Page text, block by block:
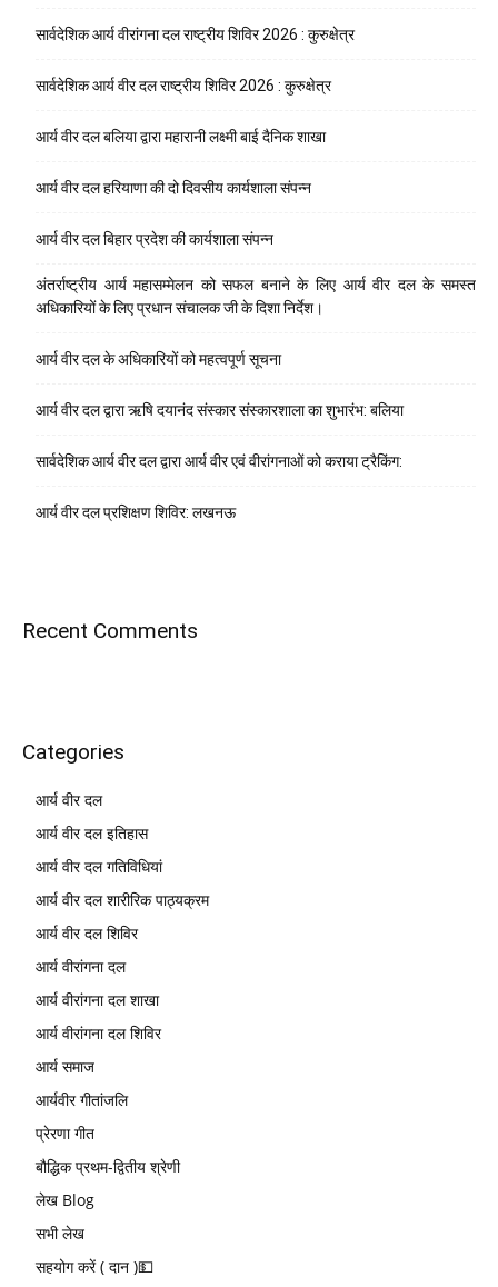
सार्वदेशिक आर्य वीरांगना दल राष्ट्रीय शिविर 2026 : कुरुक्षेत्र
सार्वदेशिक आर्य वीर दल राष्ट्रीय शिविर 2026 : कुरुक्षेत्र
आर्य वीर दल बलिया द्वारा महारानी लक्ष्मी बाई दैनिक शाखा
आर्य वीर दल हरियाणा की दो दिवसीय कार्यशाला संपन्न
आर्य वीर दल बिहार प्रदेश की कार्यशाला संपन्न
अंतर्राष्ट्रीय आर्य महासम्मेलन को सफल बनाने के लिए आर्य वीर दल के समस्त
अधिकारियों के लिए प्रधान संचालक जी के दिशा निर्देश।
आर्य वीर दल के अधिकारियों को महत्वपूर्ण सूचना
आर्य वीर दल द्वारा ऋषि दयानंद संस्कार संस्कारशाला का शुभारंभ: बलिया
सार्वदेशिक आर्य वीर दल द्वारा आर्य वीर एवं वीरांगनाओं को कराया ट्रैकिंग:
आर्य वीर दल प्रशिक्षण शिविर: लखनऊ
Recent Comments
Categories
आर्य वीर दल
आर्य वीर दल इतिहास
आर्य वीर दल गतिविधियां
आर्य वीर दल शारीरिक पाठ्यक्रम
आर्य वीर दल शिविर
आर्य वीरांगना दल
आर्य वीरांगना दल शाखा
आर्य वीरांगना दल शिविर
आर्य समाज
आर्यवीर गीतांजलि
प्रेरणा गीत
बौद्धिक प्रथम-द्वितीय श्रेणी
लेख Blog
सभी लेख
सहयोग करें ( दान )💵